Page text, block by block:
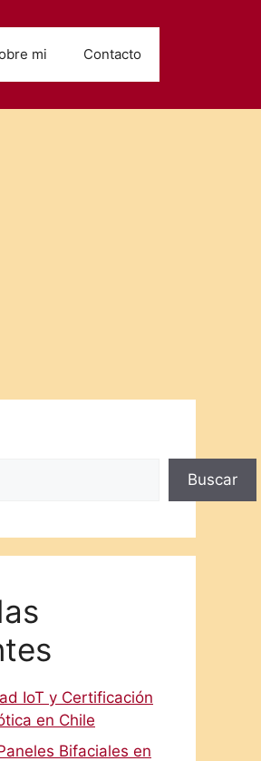
mi Contacto
Buscar
IoT y Certificación
en Chile
Bifaciales en